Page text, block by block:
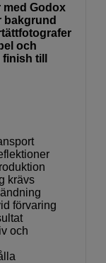
med Godox
bakgrund
och
till
krävs
förvaring
och